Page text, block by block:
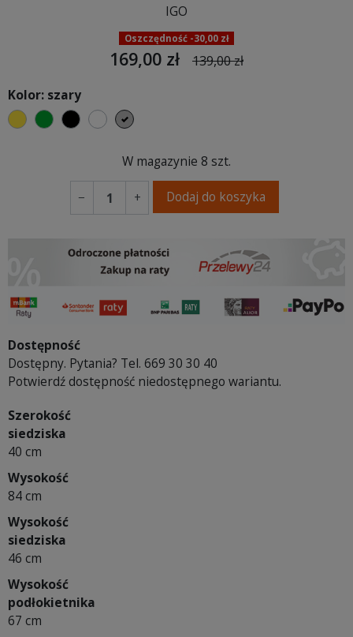
IGO
Oszczędność -30,00 zł
169,00 zł 139,00 zł
Kolor: szary
żółtyzielonyczarnybiałyszary
W magazynie 8 szt.
− + Dodaj do koszyka
Dostępność
Dostępny. Pytania? Tel. 669 30 30 40
Potwierdź dostępność niedostępnego wariantu.
Szerokość
siedziska
40 cm
Wysokość
84 cm
Wysokość
siedziska
46 cm
Wysokość
podłokietnika
67 cm